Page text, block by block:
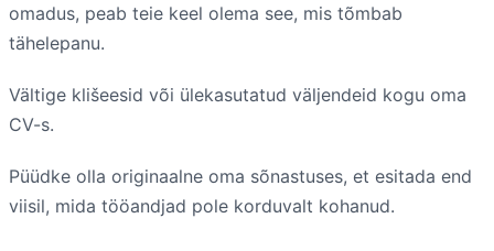
omadus, peab teie keel olema see, mis tõmbab
tähelepanu.
Vältige klišeesid või ülekasutatud väljendeid kogu oma
CV-s.
Püüdke olla originaalne oma sõnastuses, et esitada end
viisil, mida tööandjad pole korduvalt kohanud.